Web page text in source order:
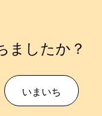
ましたか？
いまいち